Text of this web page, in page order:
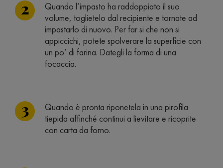
Quando l’impasto ha raddoppiato il suo
volume, toglietelo dal recipiente e tornate ad
impastarlo di nuovo. Per far si che non si
appiccichi, potete spolverare la superficie con
un po’ di farina. Dategli la forma di una
focaccia.
Quando è pronta riponetela in una pirofila
tiepida affinché continui a lievitare e ricoprite
con carta da forno.